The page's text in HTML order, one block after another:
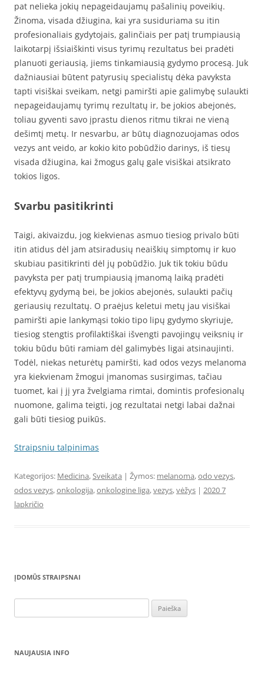
pat nelieka jokių nepageidaujamų pašalinių poveikių.
Žinoma, visada džiugina, kai yra susiduriama su itin
profesionaliais gydytojais, galinčiais per patį trumpiausią
laikotarpį išsiaiškinti visus tyrimų rezultatus bei pradėti
planuoti geriausią, jiems tinkamiausią gydymo procesą. Juk
dažniausiai būtent patyrusių specialistų dėka pavyksta
tapti visiškai sveikam, netgi pamiršti apie galimybę sulaukti
nepageidaujamų tyrimų rezultatų ir, be jokios abejonės,
toliau gyventi savo įprastu dienos ritmu tikrai ne vieną
dešimtį metų. Ir nesvarbu, ar būtų diagnozuojamas odos
vezys ant veido, ar kokio kito pobūdžio darinys, iš tiesų
visada džiugina, kai žmogus galų gale visiškai atsikrato
tokios ligos.
Svarbu pasitikrinti
Taigi, akivaizdu, jog kiekvienas asmuo tiesiog privalo būti
itin atidus dėl jam atsiradusių neaiškių simptomų ir kuo
skubiau pasitikrinti dėl jų pobūdžio. Juk tik tokiu būdu
pavyksta per patį trumpiausią įmanomą laiką pradėti
efektyvų gydymą bei, be jokios abejonės, sulaukti pačių
geriausių rezultatų. O praėjus keletui metų jau visiškai
pamiršti apie lankymąsi tokio tipo lipų gydymo skyriuje,
tiesiog stengtis profilaktiškai išvengti pavojingų veiksnių ir
tokiu būdu būti ramiam dėl galimybės ligai atsinaujinti.
Todėl, niekas neturėtų pamiršti, kad odos vezys melanoma
yra kiekvienam žmogui įmanomas susirgimas, tačiau
tuomet, kai į jį yra žvelgiama rimtai, domintis profesionalų
nuomone, galima teigti, jog rezultatai netgi labai dažnai
gali būti tiesiog puikūs.
Straipsniu talpinimas
Kategorijos: Medicina,Sveikata | Žymos: melanoma,odo vezys,
odos vezys,onkologija,onkologine liga,vezys,vėžys | 2020 7
lapkričio
ĮDOMŪS STRAIPSNAI
NAUJAUSIA INFO